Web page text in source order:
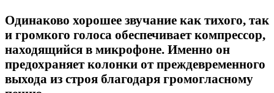
Одинаково хорошее звучание как тихого, так
и громкого голоса обеспечивает компрессор,
находящийся в микрофоне. Именно он
предохраняет колонки от преждевременного
выхода из строя благодаря громогласному